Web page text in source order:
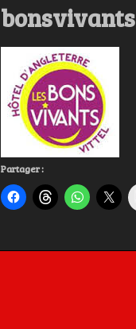
bonsvivants
Partager :